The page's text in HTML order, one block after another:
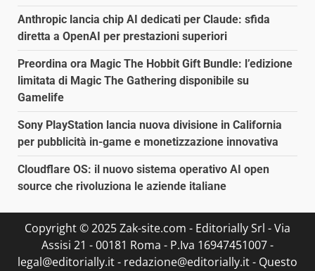
Anthropic lancia chip AI dedicati per Claude: sfida
diretta a OpenAI per prestazioni superiori
Preordina ora Magic The Hobbit Gift Bundle: l’edizione
limitata di Magic The Gathering disponibile su
Gamelife
Sony PlayStation lancia nuova divisione in California
per pubblicità in-game e monetizzazione innovativa
Cloudflare OS: il nuovo sistema operativo AI open
source che rivoluziona le aziende italiane
Copyright © 2025 Zak-site.com - Editorially Srl - Via
Assisi 21 - 00181 Roma - P.Iva 16947451007 -
legal@editorially.it - redazione@editorially.it - Questo